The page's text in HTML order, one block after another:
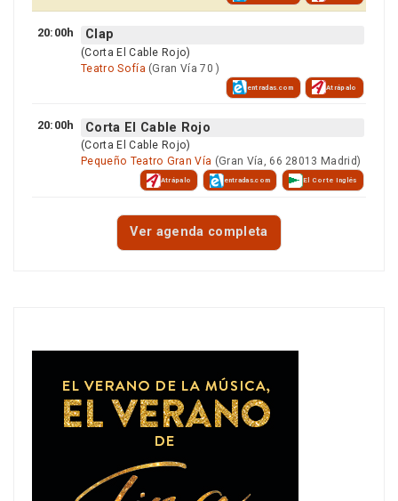
20:00h Clap
(Corta El Cable Rojo)
Teatro Sofía (Gran Vía 70 )
entradas.com Atrápalo
20:00h Corta El Cable Rojo
(Corta El Cable Rojo)
Pequeño Teatro Gran Vía (Gran Vía, 66 28013 Madrid)
Atrápalo entradas.com El Corte Inglés
Ver agenda completa